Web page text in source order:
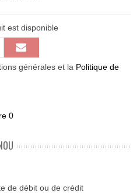
est disponible
générales et la Politique de
0
de débit ou de crédit